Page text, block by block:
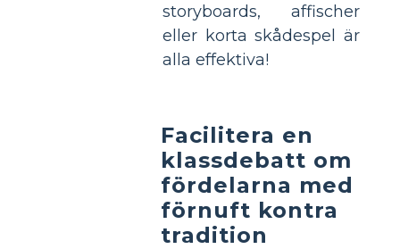
storyboards, affischer
eller korta skådespel är
alla effektiva!
Facilitera en
klassdebatt om
fördelarna med
förnuft kontra
tradition